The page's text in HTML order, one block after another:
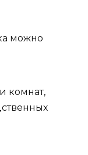
можно
комнат,